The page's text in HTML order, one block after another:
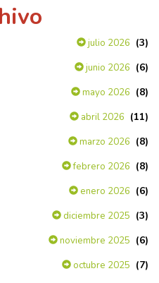
julio 2026 (3)
junio 2026 (6)
mayo 2026 (8)
abril 2026 (11)
marzo 2026 (8)
febrero 2026 (8)
enero 2026 (6)
diciembre 2025 (3)
noviembre 2025 (6)
octubre 2025 (7)